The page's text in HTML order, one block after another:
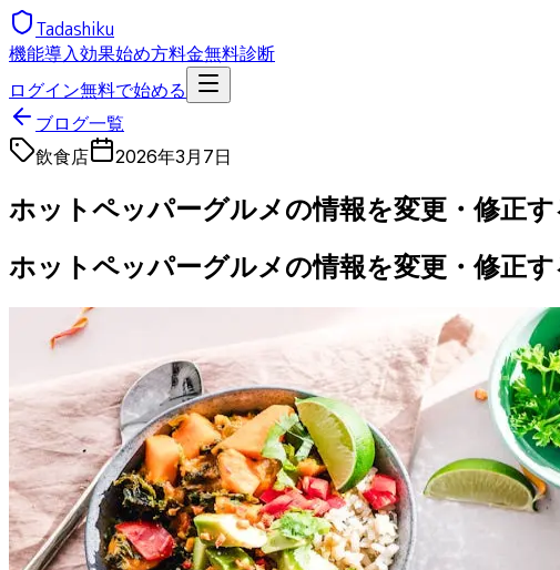
Tadashiku
機能導入効果始め方料金無料診断
ログイン無料で始める
ブログ一覧
飲食店
2026年3月7日
ホットペッパーグルメの情報を変更・修正
ホットペッパーグルメの情報を変更・修正す